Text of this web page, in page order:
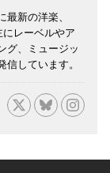
新の洋楽、
レーベルやア
グ、ミュージッ
しています。